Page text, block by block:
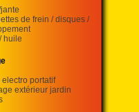
de frein / disques /
huile
electro portatif
extérieur jardin